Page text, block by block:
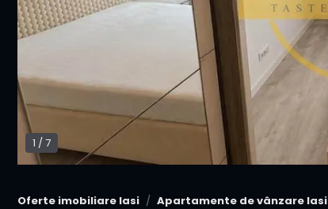
1 /7
Oferte imobiliare Iasi Apartamente de vânzare Iasi